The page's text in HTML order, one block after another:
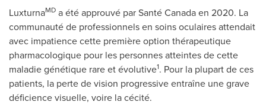
LuxturnaMD a été approuvé par Santé Canada en 2020. La
communauté de professionnels en soins oculaires attendait
avec impatience cette première option thérapeutique
pharmacologique pour les personnes atteintes de cette
maladie génétique rare et évolutive1. Pour la plupart de ces
patients, la perte de vision progressive entraîne une grave
déficience visuelle, voire la cécité.